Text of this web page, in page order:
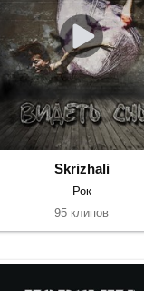
Skrizhali
Рок
95 клипов